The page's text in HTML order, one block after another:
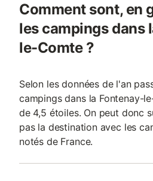
Comment sont, en
les campings dans
le-Comte ?
Selon les données de l'an
campings dans la Fontenay-
de 4,5 étoiles. On peut donc
pas la destination avec les
notés de France.